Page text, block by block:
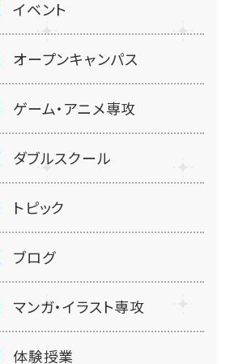
イベント
オープンキャンパス
ゲーム・アニメ専攻
ダブルスクール
トピック
ブログ
マンガ・イラスト専攻
体験授業